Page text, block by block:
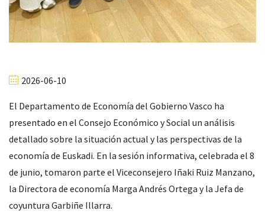
2026-06-10
El Departamento de Economía del Gobierno Vasco ha
presentado en el Consejo Económico y Social un análisis
detallado sobre la situación actual y las perspectivas de la
economía de Euskadi. En la sesión informativa, celebrada el 8
de junio, tomaron parte el Viceconsejero Iñaki Ruiz Manzano,
la Directora de economía Marga Andrés Ortega y la Jefa de
coyuntura Garbiñe Illarra.